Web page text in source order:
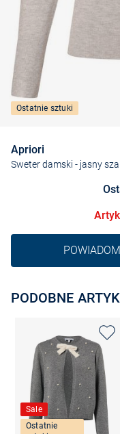
Ostatnie sztuki
Apriori
Sweter damski - jasny
PODOBNE
Sale
Ostatnie